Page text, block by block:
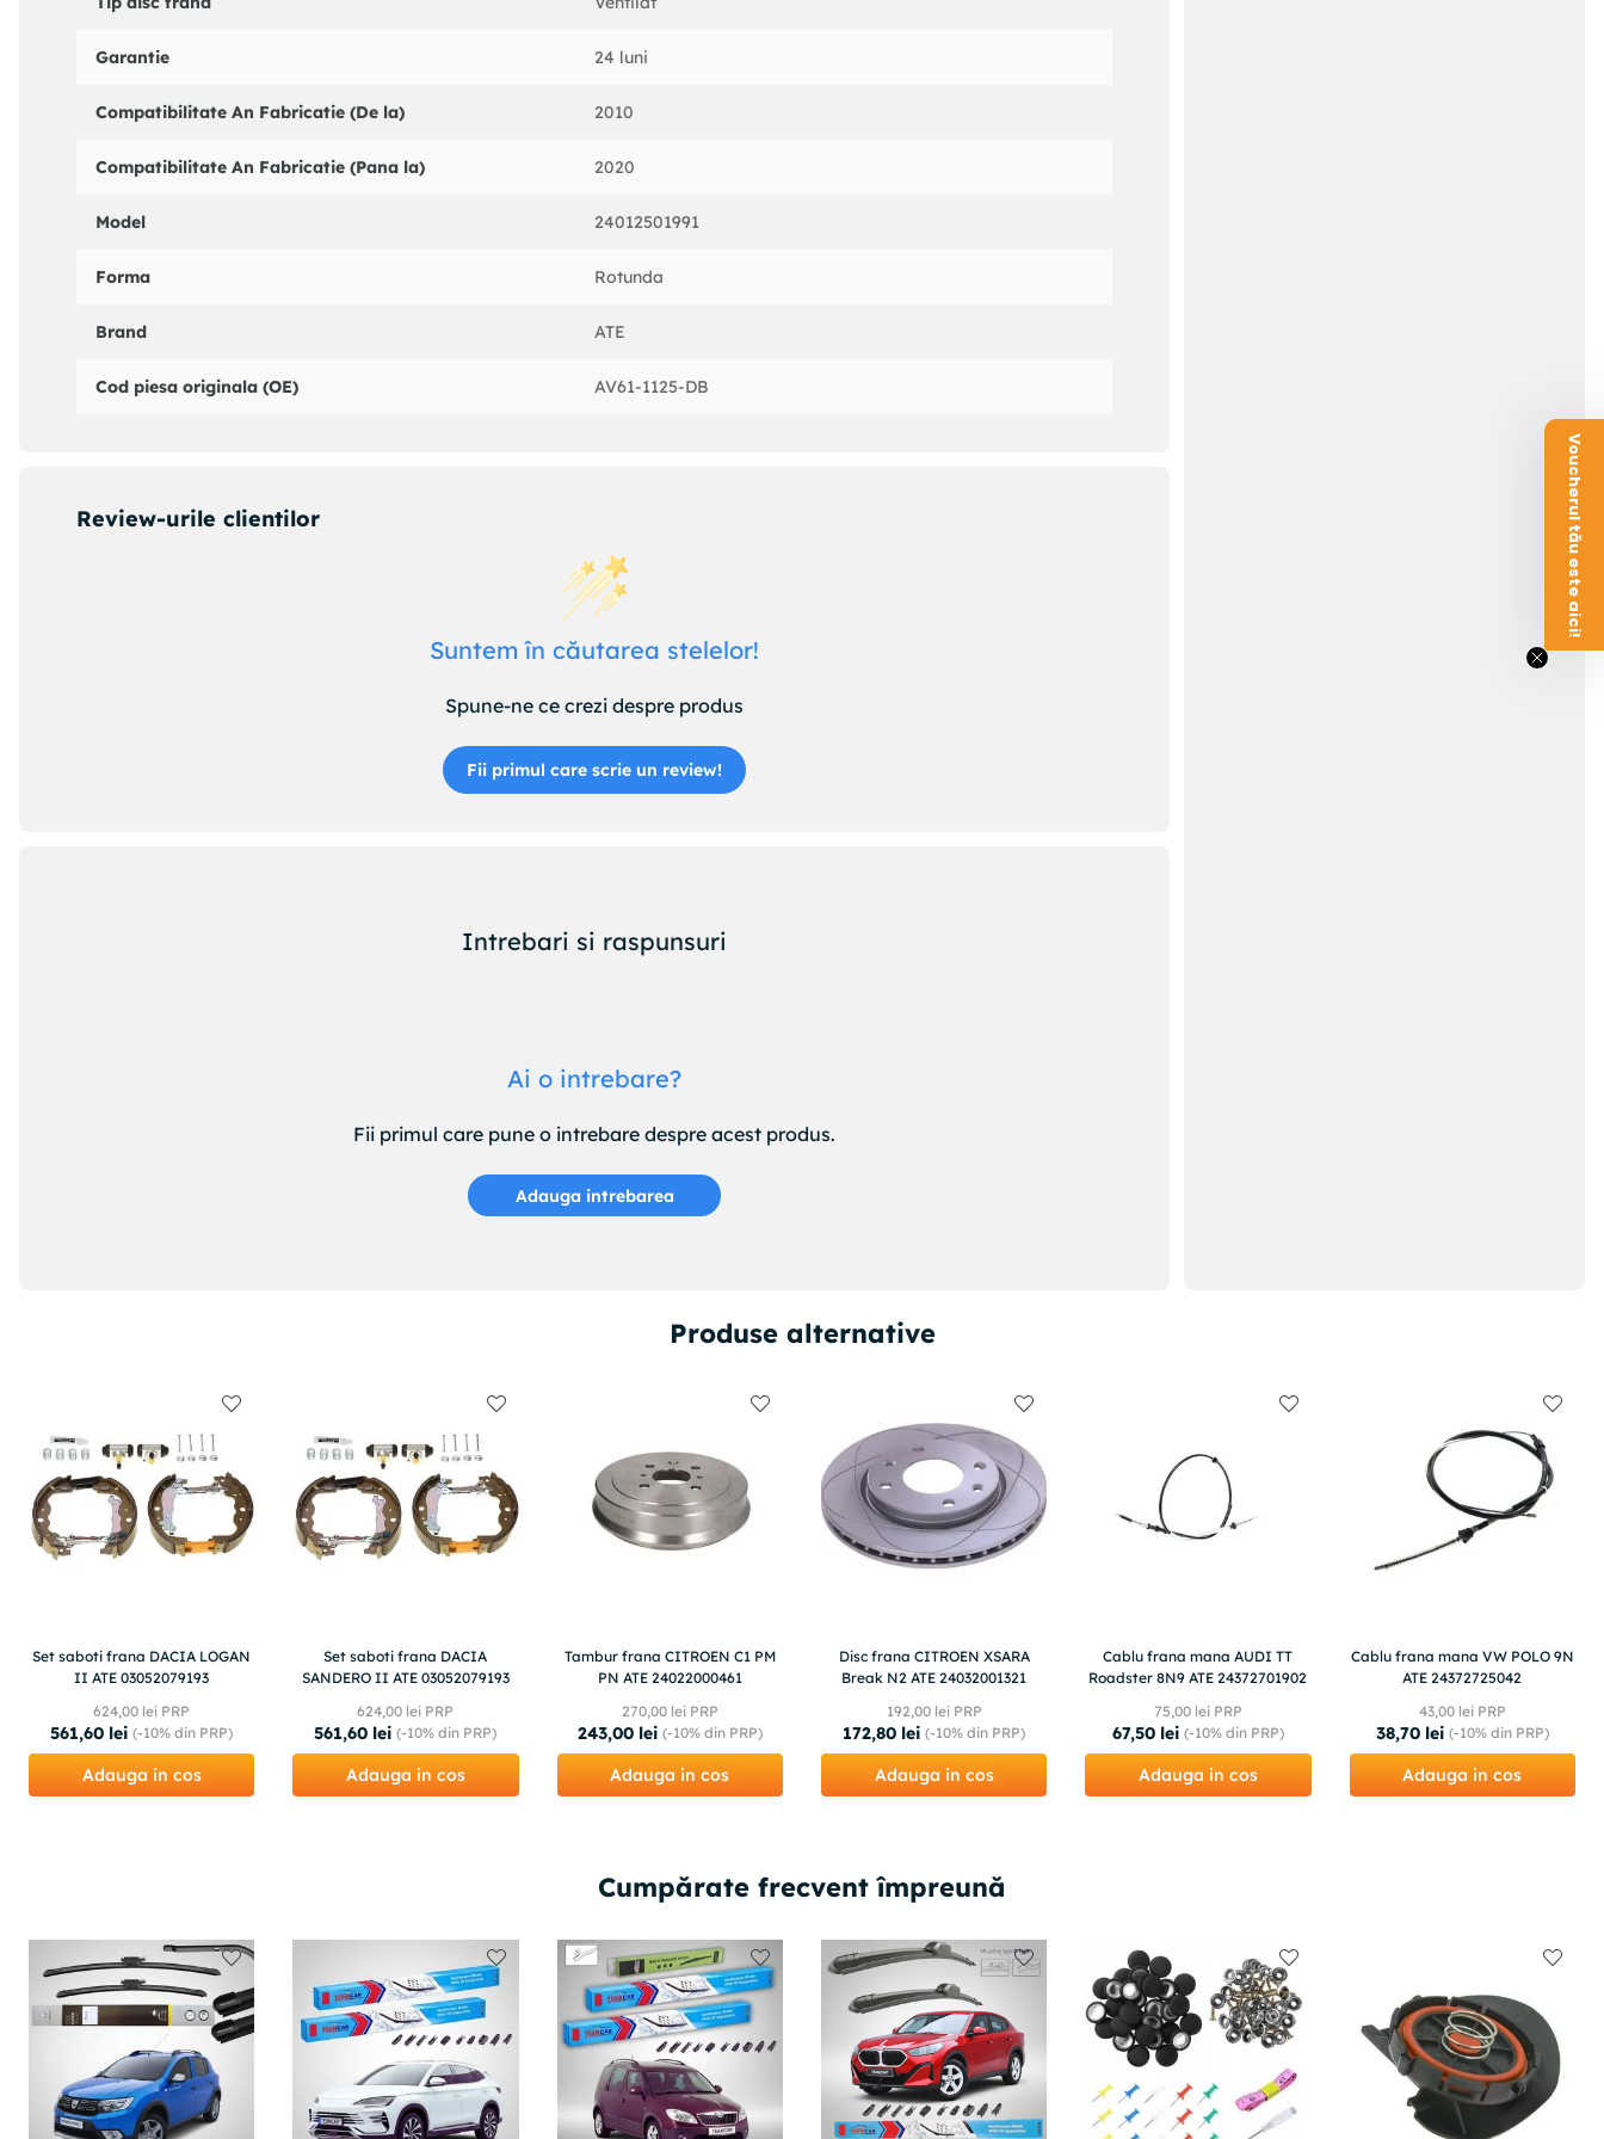
HELLA : 8DD355117961
PAGID : 55377PRO
ZIMMERMANN : 250135252
Garantie 24 luni
Compatibilitate An Fabricatie (De la) 2010
Compatibilitate An Fabricatie (Pana la) 2020
Model 24012501991
Forma Rotunda
Brand ATE
Cod piesa originala (OE) AV61-1125-DB
Review-urile clientilor
Suntem în căutarea stelelor!
Spune-ne ce crezi despre produs
Fii primul care scrie un review!
Intrebari si raspunsuri
Ai o intrebare?
Fii primul care pune o intrebare despre acest produs.
Adauga intrebarea
Produse alternative
Set saboti frana DACIA LOGAN
II ATE 03052079193
624,00 lei PRP
561,60 lei (-10% din PRP)
Adauga in cos
Set saboti frana DACIA
SANDERO II ATE 03052079193
624,00 lei PRP
561,60 lei (-10% din PRP)
Adauga in cos
Tambur frana CITROEN C1 PM
PN ATE 24022000461
270,00lei PRP
243,00 lei (-10%din PRP)
Adauga in cos
Disc frana CITROEN XSARA
Break N2 ATE 24032001321
192,00lei PRP
172,80 lei (-10% din PRP)
Adauga in cos
Cablu frana mana AUDI TT
Roadster 8N9 ATE 24372701902
75,00lei PRP
67,50 lei (-10%din PRP)
Adauga in cos
Cablu frana mana VW POLO 9N
ATE 24372725042
43,00lei PRP
38,70 lei (-10%din PRP)
Adauga in cos
Cumpărate frecvent împreună
Voucherul tău este aici!